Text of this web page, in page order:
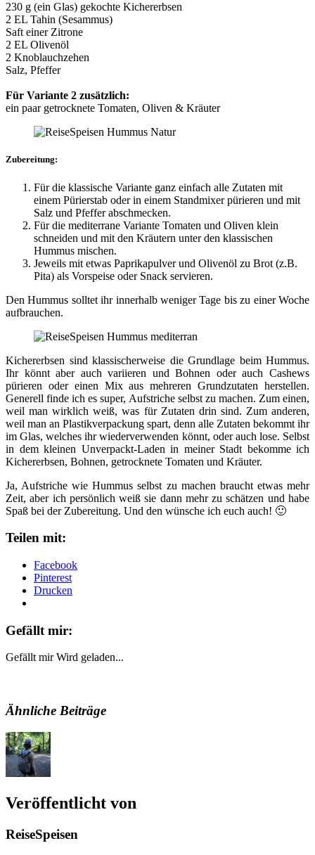
230 g (ein Glas) gekochte Kichererbsen
2 EL Tahin (Sesammus)
Saft einer Zitrone
2 EL Olivenöl
2 Knoblauchzehen
Salz, Pfeffer
Für Variante 2 zusätzlich:
ein paar getrocknete Tomaten, Oliven & Kräuter
Zubereitung:
Für die klassische Variante ganz einfach alle Zutaten mit
einem Pürierstab oder in einem Standmixer pürieren und mit
Salz und Pfeffer abschmecken.
Für die mediterrane Variante Tomaten und Oliven klein
schneiden und mit den Kräutern unter den klassischen
Hummus mischen.
Jeweils mit etwas Paprikapulver und Olivenöl zu Brot (z.B.
Pita) als Vorspeise oder Snack servieren.
Den Hummus solltet ihr innerhalb weniger Tage bis zu einer Woche
aufbrauchen.
Kichererbsen sind klassischerweise die Grundlage beim Hummus.
Ihr könnt aber auch variieren und Bohnen oder auch Cashews
pürieren oder einen Mix aus mehreren Grundzutaten herstellen.
Generell finde ich es super, Aufstriche selbst zu machen. Zum einen,
weil man wirklich weiß, was für Zutaten drin sind. Zum anderen,
weil man an Plastikverpackung spart, denn alle Zutaten bekommt ihr
im Glas, welches ihr wiederverwenden könnt, oder auch lose. Selbst
in dem kleinen Unverpackt-Laden in meiner Stadt bekomme ich
Kichererbsen, Bohnen, getrocknete Tomaten und Kräuter.
Ja, Aufstriche wie Hummus selbst zu machen braucht etwas mehr
Zeit, aber ich persönlich weiß sie dann mehr zu schätzen und habe
Spaß bei der Zubereitung. Und den wünsche ich euch auch! 🙂
Teilen mit:
Facebook
Pinterest
Drucken
Gefällt mir:
Gefällt mir Wird geladen...
Ähnliche Beiträge
Veröffentlicht von
ReiseSpeisen